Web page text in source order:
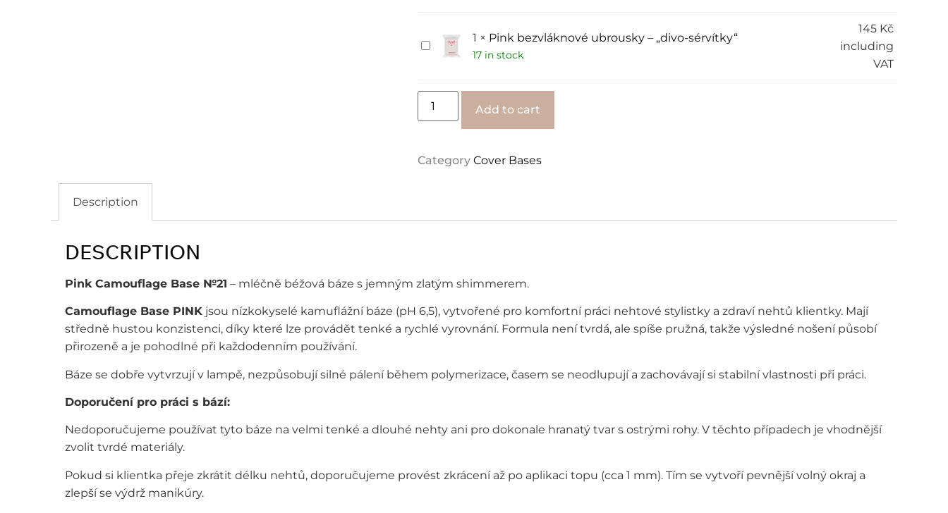
manikúru
jemnou
vůní
luxusního
11
Pink
bezvláknové
–
„divo-
sérvítky“
1 × Pink bezvláknové ubrousky – „divo-sérvítky“
17 in stock
145 Kč
including
VAT
Add to cart
Category Cover Bases
Description
DESCRIPTION
Pink Camouflage Base №21 – mléčně béžová báze s jemným zlatým shimmerem.
Camouflage Base PINK jsou nízkokyselé kamuflážní báze (pH 6,5), vytvořené pro komfortní práci nehtové stylistky a zdraví nehtů klientky. Mají
středně hustou konzistenci, díky které lze provádět tenké a rychlé vyrovnání. Formula není tvrdá, ale spíše pružná, takže výsledné nošení působí
přirozeně a je pohodlné při každodenním používání.
Báze se dobře vytvrzují v lampě, nezpůsobují silné pálení během polymerizace, časem se neodlupují a zachovávají si stabilní vlastnosti při práci.
Doporučení pro práci s bází:
Nedoporučujeme používat tyto báze na velmi tenké a dlouhé nehty ani pro dokonale hranatý tvar s ostrými rohy. V těchto případech je vhodnější
zvolit tvrdé materiály.
Pokud si klientka přeje zkrátit délku nehtů, doporučujeme provést zkrácení až po aplikaci topu (cca 1 mm). Tím se vytvoří pevnější volný okraj a
zlepší se výdrž manikúry.